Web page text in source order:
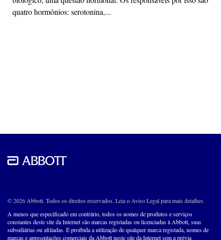
quatro hormônios: serotonina,...
© 2026 Abbott. Todos os direitos reservados. Leia o Aviso Legal para mais detalhes.
A menos que especificado em contrário, todos os nomes de produtos e serviços
constantes deste site da Internet são marcas registadas ou licenciadas à Abbott, suas
subsidiárias ou afiliadas. É proibida a utilização de qualquer marca registada, nomes de
marcas e apresentações comerciais da Abbott neste site da Internet sem a prévia